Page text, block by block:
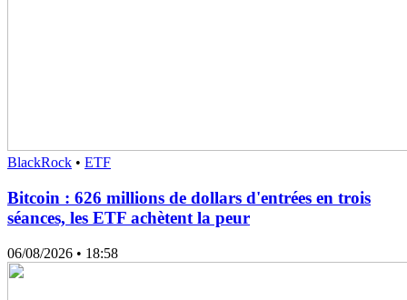
BlackRock • ETF
Bitcoin : 626 millions de dollars d'entrées en trois
séances, les ETF achètent la peur
06/08/2026 • 18:58